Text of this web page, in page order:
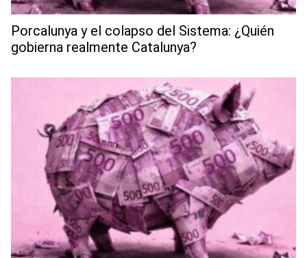
Porcalunya y el colapso del Sistema: ¿Quién
gobierna realmente Catalunya?